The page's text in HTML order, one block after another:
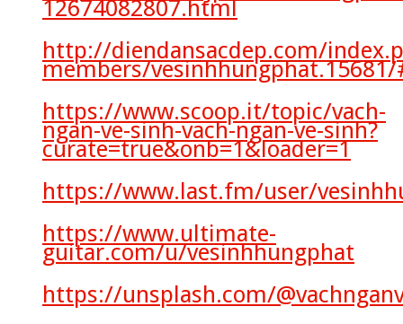
12674082807.html
http://diendansacdep.com/
members/
https://www.scoop.it/topic/vach-
ngan-ve-sinh-vach-ngan-ve-sinh?
curate=true&onb=1&loader=1
https://www.last.fm/user/
https://www.ultimate-
guitar.com/u/vesinhhungphat
https://unsplash.com/